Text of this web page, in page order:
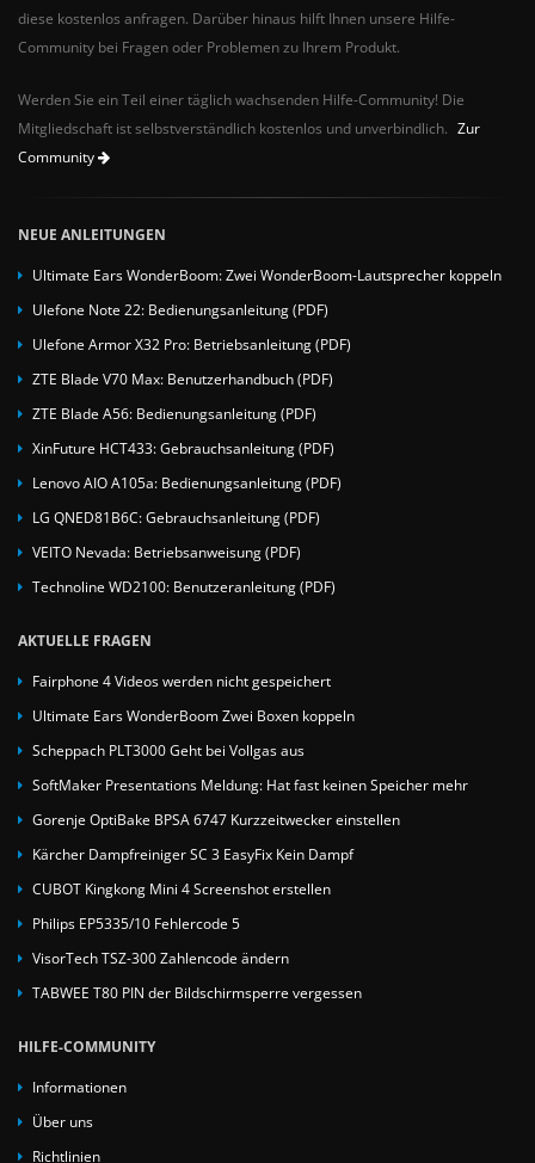
diese kostenlos anfragen. Darüber hinaus hilft Ihnen unsere Hilfe-
Community bei Fragen oder Problemen zu Ihrem Produkt.
Werden Sie ein Teil einer täglich wachsenden Hilfe-Community! Die
Mitgliedschaft ist selbstverständlich kostenlos und unverbindlich. Zur
Community
NEUE ANLEITUNGEN
Ultimate Ears WonderBoom: Zwei WonderBoom-Lautsprecher koppeln
Ulefone Note 22: Bedienungsanleitung (PDF)
Ulefone Armor X32 Pro: Betriebsanleitung (PDF)
ZTE Blade V70 Max: Benutzerhandbuch (PDF)
ZTE Blade A56: Bedienungsanleitung (PDF)
XinFuture HCT433: Gebrauchsanleitung (PDF)
Lenovo AIO A105a: Bedienungsanleitung (PDF)
LG QNED81B6C: Gebrauchsanleitung (PDF)
VEITO Nevada: Betriebsanweisung (PDF)
Technoline WD2100: Benutzeranleitung (PDF)
AKTUELLE FRAGEN
Fairphone 4 Videos werden nicht gespeichert
Ultimate Ears WonderBoom Zwei Boxen koppeln
Scheppach PLT3000 Geht bei Vollgas aus
SoftMaker Presentations Meldung: Hat fast keinen Speicher mehr
Gorenje OptiBake BPSA 6747 Kurzzeitwecker einstellen
Kärcher Dampfreiniger SC 3 EasyFix Kein Dampf
CUBOT Kingkong Mini 4 Screenshot erstellen
Philips EP5335/10 Fehlercode 5
VisorTech TSZ-300 Zahlencode ändern
TABWEE T80 PIN der Bildschirmsperre vergessen
HILFE-COMMUNITY
Informationen
Über uns
Richtlinien